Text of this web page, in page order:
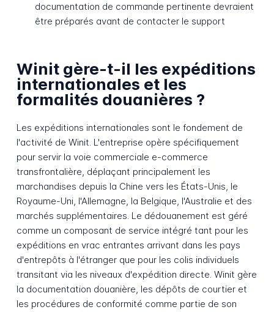
documentation de commande pertinente devraient
être préparés avant de contacter le support
Winit gère-t-il les expéditions
internationales et les
formalités douanières ?
Les expéditions internationales sont le fondement de
l'activité de Winit. L'entreprise opère spécifiquement
pour servir la voie commerciale e-commerce
transfrontalière, déplaçant principalement les
marchandises depuis la Chine vers les États-Unis, le
Royaume-Uni, l'Allemagne, la Belgique, l'Australie et des
marchés supplémentaires. Le dédouanement est géré
comme un composant de service intégré tant pour les
expéditions en vrac entrantes arrivant dans les pays
d'entrepôts à l'étranger que pour les colis individuels
transitant via les niveaux d'expédition directe. Winit gère
la documentation douanière, les dépôts de courtier et
les procédures de conformité comme partie de son